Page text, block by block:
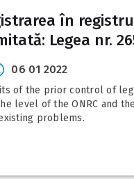
în
Legea nr.
06 01 2022
of the prior control of
level of the ONRC and
problems.